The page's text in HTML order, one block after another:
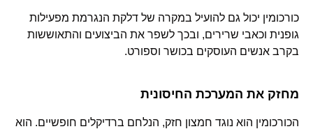
כורכומין יכול גם להועיל במקרה של דלקת הנגרמת מפעילות
גופנית וכאבי שרירים, ובכך לשפר את הביצועים והתאוששות
בקרב אנשים העוסקים בכושר וספורט.
מחזק את המערכת החיסונית
הכורכומין הוא נוגד חמצון חזק, הנלחם ברדיקלים חופשיים. הוא